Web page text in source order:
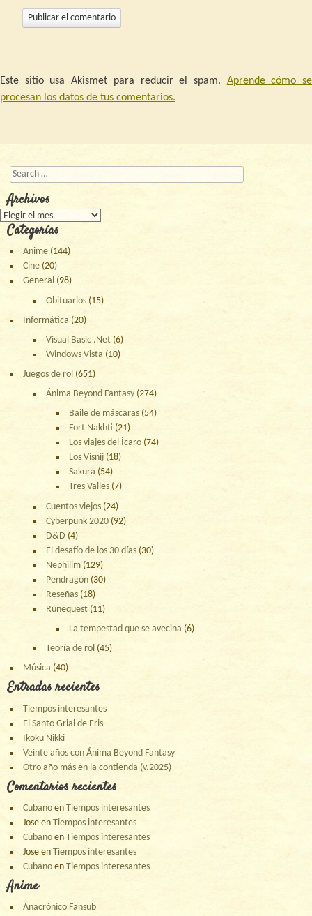
Este sitio usa Akismet para reducir el spam. Aprende cómo se
procesan los datos de tus comentarios.
Buscar
Archivos
Archivos
Categorías
Anime (144)
Cine (20)
General (98)
Obituarios (15)
Informática (20)
Visual Basic .Net (6)
Windows Vista (10)
Juegos de rol (651)
Ánima Beyond Fantasy (274)
Baile de máscaras (54)
Fort Nakhti (21)
Los viajes del Ícaro (74)
Los Visnij (18)
Sakura (54)
Tres Valles (7)
Cuentos viejos (24)
Cyberpunk 2020 (92)
D&D (4)
El desafío de los 30 días (30)
Nephilim (129)
Pendragón (30)
Reseñas (18)
Runequest (11)
La tempestad que se avecina (6)
Teoría de rol (45)
Música (40)
Entradas recientes
Tiempos interesantes
El Santo Grial de Eris
Ikoku Nikki
Veinte años con Ánima Beyond Fantasy
Otro año más en la contienda (v.2025)
Comentarios recientes
Cubano enTiempos interesantes
Jose enTiempos interesantes
Cubano enTiempos interesantes
Jose enTiempos interesantes
Cubano enTiempos interesantes
Anime
Anacrónico Fansub